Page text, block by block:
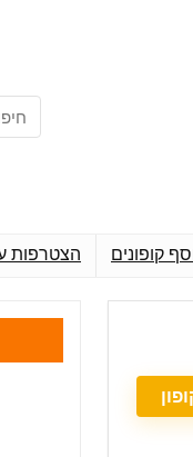
קופונים הצטרפות